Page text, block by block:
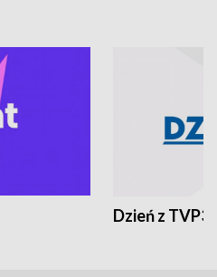
Dzień z TVP3